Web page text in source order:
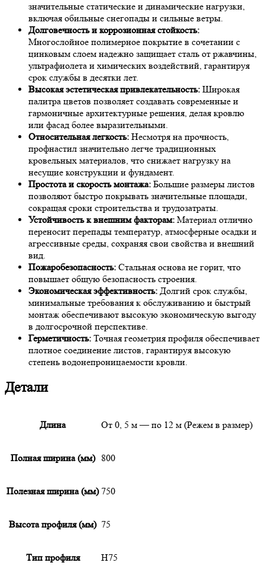
значительные статические и динамические нагрузки,
включая обильные снегопады и сильные ветры.
Долговечность и коррозионная стойкость:
Многослойное полимерное покрытие в сочетании с
цинковым слоем надежно защищает сталь от ржавчины,
ультрафиолета и химических воздействий, гарантируя
срок службы в десятки лет.
Высокая эстетическая привлекательность: Широкая
палитра цветов позволяет создавать современные и
гармоничные архитектурные решения, делая кровлю
или фасад более выразительными.
Относительная легкость: Несмотря на прочность,
профнастил значительно легче традиционных
кровельных материалов, что снижает нагрузку на
несущие конструкции и фундамент.
Простота и скорость монтажа: Большие размеры листов
позволяют быстро покрывать значительные площади,
сокращая сроки строительства и трудозатраты.
Устойчивость к внешним факторам: Материал отлично
переносит перепады температур, атмосферные осадки и
агрессивные среды, сохраняя свои свойства и внешний
вид.
Пожаробезопасность: Стальная основа не горит, что
повышает общую безопасность строения.
Экономическая эффективность: Долгий срок службы,
минимальные требования к обслуживанию и быстрый
монтаж обеспечивают высокую экономическую выгоду
в долгосрочной перспективе.
Герметичность: Точная геометрия профиля обеспечивает
плотное соединение листов, гарантируя высокую
степень водонепроницаемости кровли.
Детали
Длина От 0, 5 м — по 12 м (Режем в размер)
Полная ширина (мм) 800
Полезная ширина (мм) 750
Высота профиля (мм) 75
Тип профиля Н75